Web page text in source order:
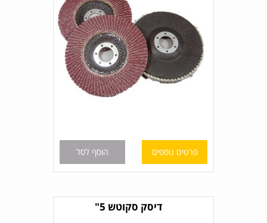
פרטים נוספים הוסף לסל
דיסק סקוטש 5"